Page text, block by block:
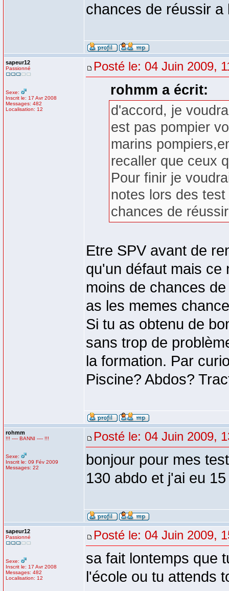
chances de réussir a
sapeur12
Passionné
Sexe:
Inscrit le: 17 Avr 2008
Messages: 482
Localisation: 12
Posté le: 04 Juin 2009,
rohmm a écrit:
d'accord, je
est pas pompier
marins
recaller que ceux
Pour finir je
notes lors des
chances de
Etre SPV avant de
qu'un défaut mais ce
moins de chances
as les memes
Si tu as obtenu de
sans trop de
la formation. Par
Piscine? Abdos?
rohmm
!!! ---- BANNI ---- !!!
Sexe:
Inscrit le: 09 Fév 2009
Messages: 22
Posté le: 04 Juin 2009,
bonjour pour mes
130 abdo et j'ai eu
sapeur12
Passionné
Sexe:
Inscrit le: 17 Avr 2008
Messages: 482
Localisation: 12
Posté le: 04 Juin 2009,
sa fait lontemps que
l'école ou tu attends